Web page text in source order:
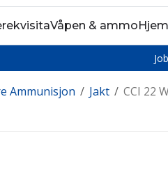
Våpen & ammo
/
Ammunisjon /
Jakt CCI 22